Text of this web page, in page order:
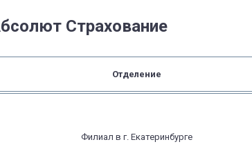
Страхование
Отделение
Филиал в г. Екатеринбурге